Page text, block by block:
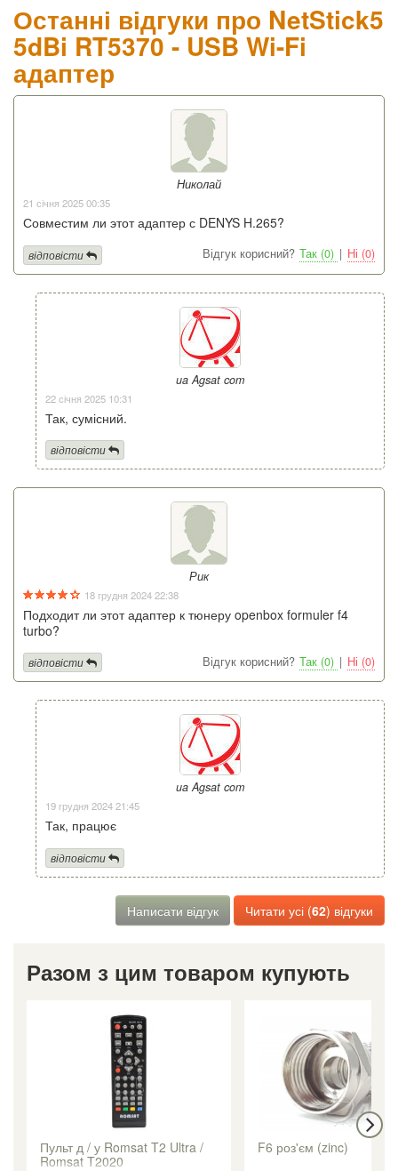
Останні відгуки про NetStick5
5dBi RT5370 - USB Wi-Fi
адаптер
Николай
21 січня 2025 00:35
Совместим ли этот адаптер с DENYS H.265?
Відгук корисний? Так (0) | Ні (0)
відповісти
ua Agsat com
22 січня 2025 10:31
Так, сумісний.
відповісти
Рик
18 грудня 2024 22:38
Подходит ли этот адаптер к тюнеру openbox formuler f4
turbo?
Відгук корисний? Так (0) | Ні (0)
відповісти
ua Agsat com
19 грудня 2024 21:45
Так, працює
відповісти
Написати відгук Читати усі (62) відгуки
Разом з цим товаром купують
Пульт д / у Romsat T2 Ultra /
Romsat T2020
F6 роз'єм (zinc)